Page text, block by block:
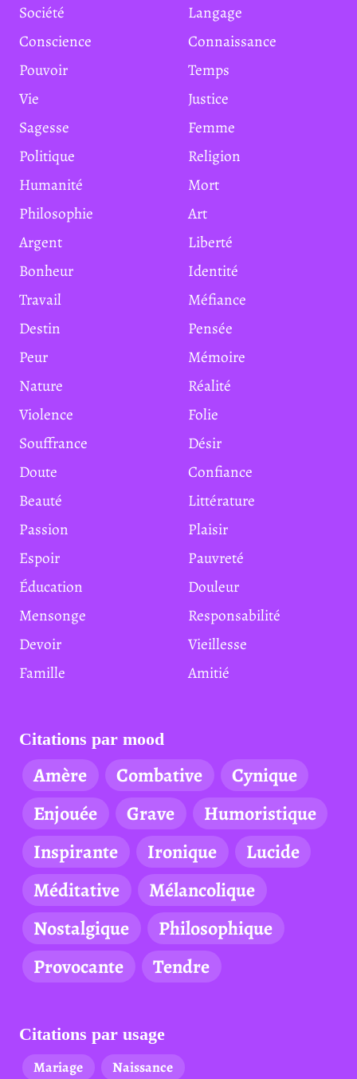
Société
Langage
Conscience
Connaissance
Pouvoir
Temps
Vie
Justice
Sagesse
Femme
Politique
Religion
Humanité
Mort
Philosophie
Art
Argent
Liberté
Bonheur
Identité
Travail
Méfiance
Destin
Pensée
Peur
Mémoire
Nature
Réalité
Violence
Folie
Souffrance
Désir
Doute
Confiance
Beauté
Littérature
Passion
Plaisir
Espoir
Pauvreté
Éducation
Douleur
Mensonge
Responsabilité
Devoir
Vieillesse
Famille
Amitié
Citations par mood
Amère Combative
Cynique
Enjouée
Grave
Humoristique
Inspirante
Ironique
Lucide
Méditative
Mélancolique
Nostalgique
Philosophique
Provocante
Tendre
Citations par usage
Mariage
Naissance